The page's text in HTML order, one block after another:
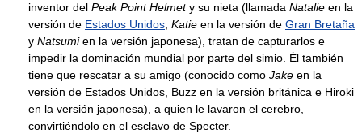
inventor del Peak Point Helmety su nieta (llamada Natalie en la
versión de Estados Unidos Katie en la versión de Gran Bretaña
y Natsumien la versión japonesa), tratan de capturarlos e
impedir la dominación mundial por parte del simio. Él también
tiene que rescatar a su amigo (conocido como Jake en la
versión de Estados Unidos, Buzz en la versión británica e Hiroki
en la versión japonesa), a quien le lavaron el cerebro,
convirtiéndolo en el esclavo de Specter.